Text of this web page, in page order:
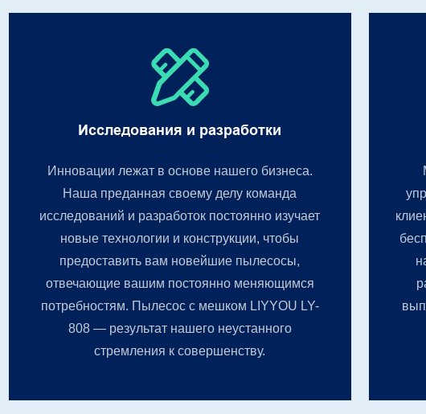
Исследования и разработки
Инновации лежат в основе нашего бизнеса.
Наша преданная своему делу команда
исследований и разработок постоянно изучает
новые технологии и конструкции, чтобы
предоставить вам новейшие пылесосы,
отвечающие вашим постоянно меняющимся
потребностям. Пылесос с мешком LIYYOU LY-
808 — результат нашего неустанного
стремления к совершенству.